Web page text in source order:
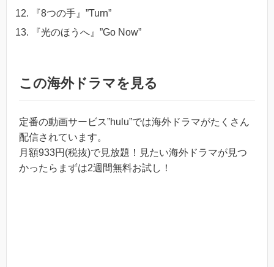
『8つの手』”Turn”
『光のほうへ』”Go Now”
この海外ドラマを見る
定番の動画サービス”hulu”では海外ドラマがたくさん
配信されています。
月額933円(税抜)で見放題！見たい海外ドラマが見つ
かったらまずは2週間無料お試し！